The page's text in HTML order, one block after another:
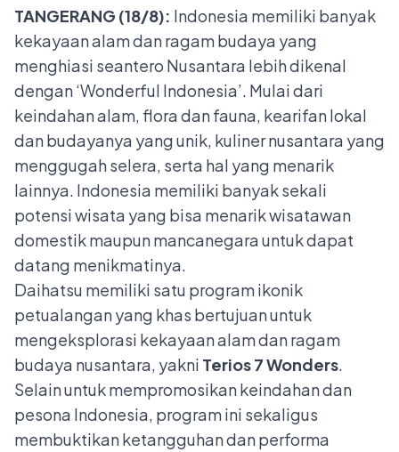
TANGERANG (18/8): Indonesia memiliki banyak
kekayaan alam dan ragam budaya yang
menghiasi seantero Nusantara lebih dikenal
dengan ‘Wonderful Indonesia’. Mulai dari
keindahan alam, flora dan fauna, kearifan lokal
dan budayanya yang unik, kuliner nusantara yang
menggugah selera, serta hal yang menarik
lainnya. Indonesia memiliki banyak sekali
potensi wisata yang bisa menarik wisatawan
domestik maupun mancanegara untuk dapat
datang menikmatinya.
Daihatsu memiliki satu program ikonik
petualangan yang khas bertujuan untuk
mengeksplorasi kekayaan alam dan ragam
budaya nusantara, yakni Terios 7 Wonders.
Selain untuk mempromosikan keindahan dan
pesona Indonesia, program ini sekaligus
membuktikan ketangguhan dan performa